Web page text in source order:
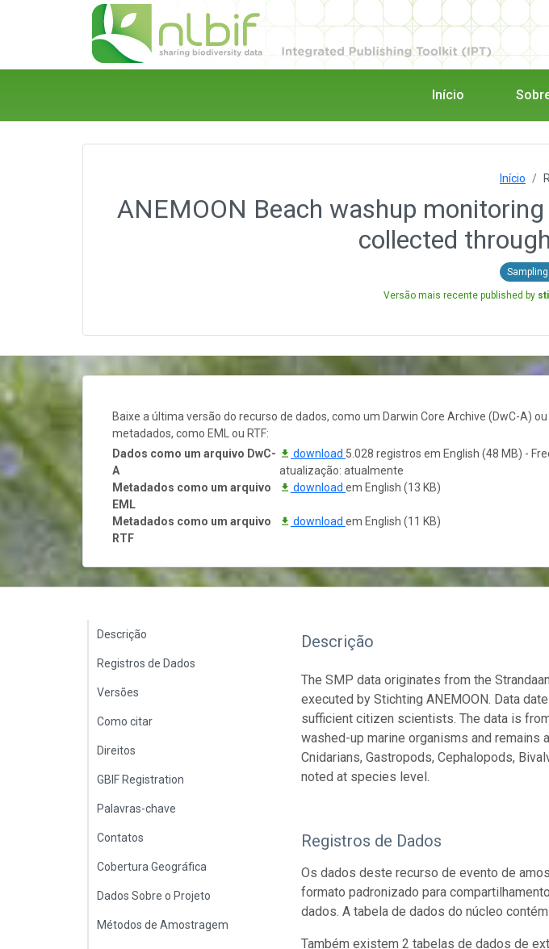
Início
Início
ANEMOON Beach washup
collected
Versão mais recente published by
Baixe a última versão do recurso de dados, como um Darwin Core Archive (DwC-A)
metadados, como EML ou RTF:
Dados como um arquivo DwC-
A
download 5.028 registros em English (48 MB) -
atualização: atualmente
Metadados como um arquivo
EML
download em English (13 KB)
Metadados como um arquivo
RTF
download em English (11 KB)
Descrição
Registros de Dados
Versões
Como citar
Direitos
GBIF Registration
Palavras-chave
Contatos
Cobertura Geográfica
Dados Sobre o Projeto
Métodos de Amostragem
Descrição
The SMP data originates from the
executed by Stichting ANEMOON. Data
sufficient citizen scientists. The data is
washed-up marine organisms and remains
Cnidarians, Gastropods, Cephalopods,
noted at species level.
Registros de Dados
Os dados deste recurso de evento de
formato padronizado para
dados. A tabela de dados do núcleo
Também existem 2 tabelas de dados de